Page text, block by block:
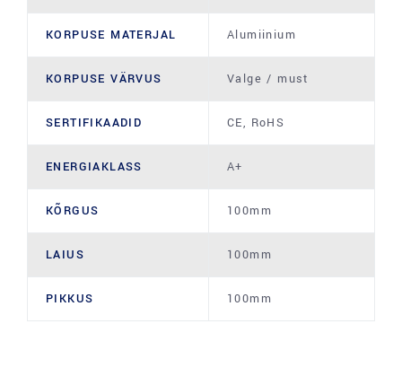
KORPUSE MATERJAL Alumiinium
KORPUSE VÄRVUS Valge / must
SERTIFIKAADID CE, RoHS
ENERGIAKLASS A+
KÕRGUS 100mm
LAIUS 100mm
PIKKUS 100mm